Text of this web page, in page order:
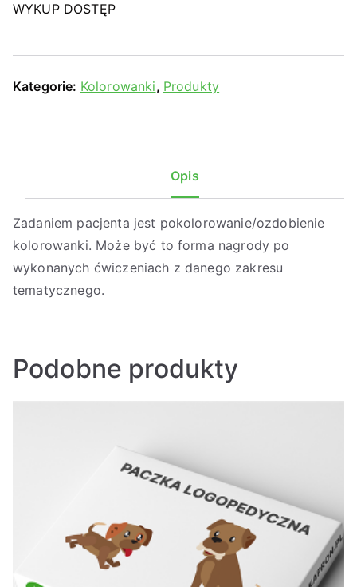
WYKUP DOSTĘP
Kategorie: Kolorowanki, Produkty
Opis
Zadaniem pacjenta jest pokolorowanie/ozdobienie
kolorowanki. Może być to forma nagrody po
wykonanych ćwiczeniach z danego zakresu
tematycznego.
Podobne produkty